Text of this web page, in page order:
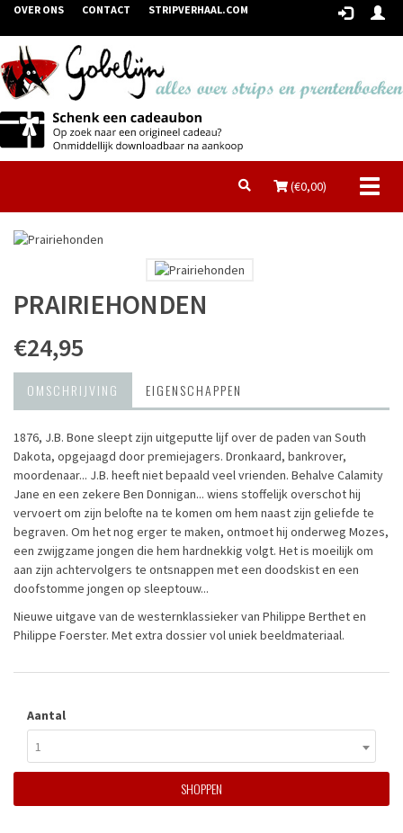
OVER ONS CONTACT STRIPVERHAAL.COM
(€0,00)
PRAIRIEHONDEN
€24,95
OMSCHRIJVING EIGENSCHAPPEN
1876, J.B. Bone sleept zijn uitgeputte lijf over de paden van South
Dakota, opgejaagd door premiejagers. Dronkaard, bankrover,
moordenaar... J.B. heeft niet bepaald veel vrienden. Behalve Calamity
Jane en een zekere Ben Donnigan... wiens stoffelijk overschot hij
vervoert om zijn belofte na te komen om hem naast zijn geliefde te
begraven. Om het nog erger te maken, ontmoet hij onderweg Mozes,
een zwijgzame jongen die hem hardnekkig volgt. Het is moeilijk om
aan zijn achtervolgers te ontsnappen met een doodskist en een
doofstomme jongen op sleeptouw...
Nieuwe uitgave van de westernklassieker van Philippe Berthet en
Philippe Foerster. Met extra dossier vol uniek beeldmateriaal.
Aantal
1
SHOPPEN